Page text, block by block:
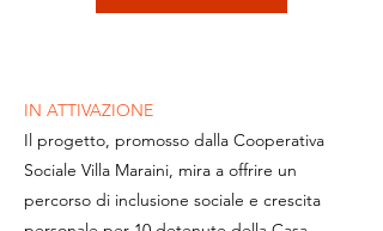
IN ATTIVAZIONE
Il progetto, promosso dalla Cooperativa
Sociale Villa Maraini, mira a offrire un
percorso di inclusione sociale e crescita